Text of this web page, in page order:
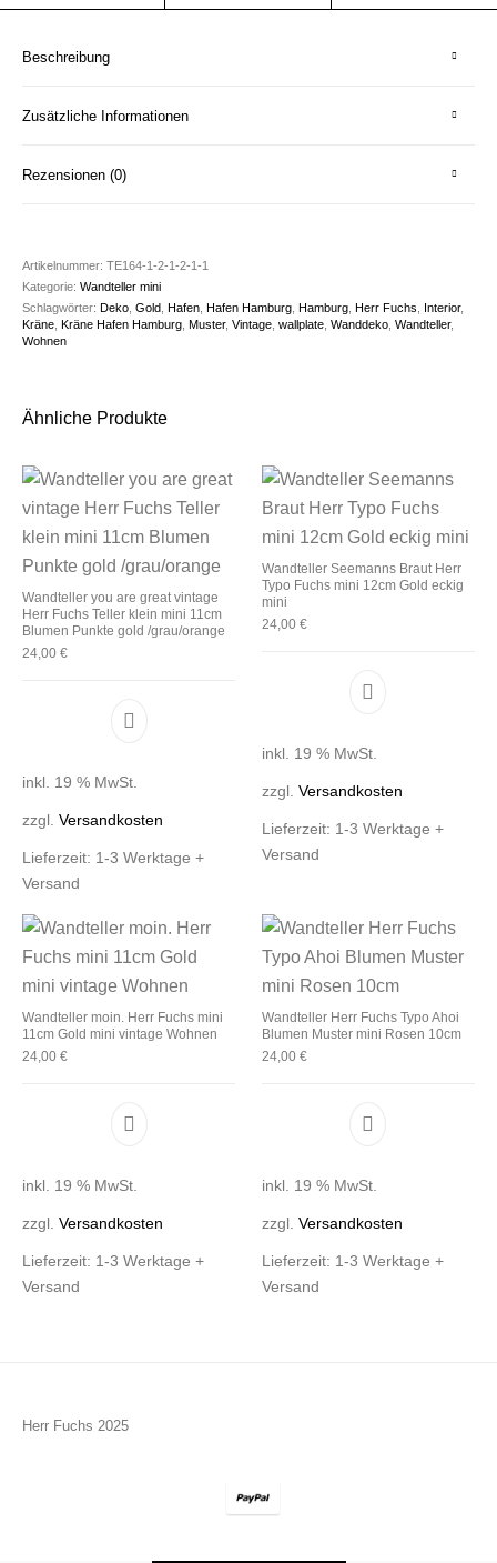
Beschreibung
Zusätzliche Informationen
Rezensionen (0)
Artikelnummer:TE164-1-2-1-2-1-1
Kategorie:Wandteller mini
Schlagwörter:Deko ,Gold ,Hafen ,Hafen Hamburg ,Hamburg ,Herr Fuchs Interior,
Kräne ,Kräne Hafen Hamburg ,Muster,Vintage ,wallplate ,Wanddeko ,Wandteller,
Wohnen
Ähnliche Produkte
Wandteller you are great vintage
Herr Fuchs Teller klein mini 11cm
Blumen Punkte gold /grau/orange
24,00€
inkl. 19 % MwSt.
zzgl.Versandkosten
Lieferzeit: 1-3 Werktage +
Versand
Wandteller Seemanns Braut Herr
Typo Fuchs mini 12cm Gold eckig
mini
24,00 €
inkl. 19 % MwSt.
zzgl. Versandkosten
Lieferzeit: 1-3 Werktage +
Versand
Wandteller moin. Herr Fuchs mini
11cm Gold mini vintage Wohnen
24,00€
inkl. 19 % MwSt.
zzgl.Versandkosten
Lieferzeit: 1-3 Werktage +
Versand
Wandteller Herr Fuchs Typo Ahoi
Blumen Muster mini Rosen 10cm
24,00 €
inkl. 19 % MwSt.
zzgl. Versandkosten
Lieferzeit: 1-3 Werktage +
Versand
Herr Fuchs 2025